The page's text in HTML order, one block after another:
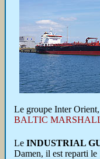
Le groupe Inter
BALTIC
Le INDUSTRIAL
Damen, il est reparti